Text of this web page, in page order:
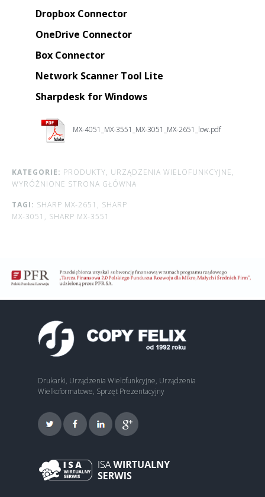
Dropbox Connector
OneDrive Connector
Box Connector
Network Scanner Tool Lite
Sharpdesk for Windows
MX-4051_MX-3551_MX-3051_MX-2651_low.pdf
KATEGORIE: PRODUKTY, URZĄDZENIA WIELOFUNKCYJNE,
WYRÓŻNIONE STRONA GŁÓWNA
TAGI: SHARP MX-2651, SHARP
MX-3051, SHARP MX-3551
Drukarki, Urządzenia Wielofunkcyjne, Urządzenia
Wielkoformatowe, Sprzęt Prezentacyjny